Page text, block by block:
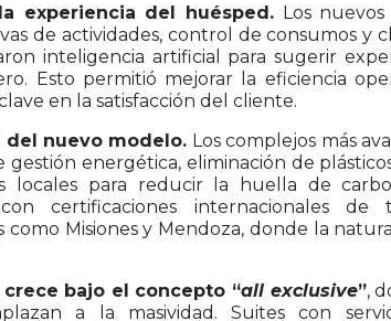
experiencia del huésped.Los nuevos
de actividades, control de consumos y
inteligencia artificial para sugerir
Esto permitió mejorar la eficiencia
en la satisfacción del cliente.
del nuevo modelo. Los complejos más
energética, eliminación de
locales para reducir la huella de
certificaciones internacionales de
Misiones y Mendoza, donde la
bajo el concepto “all exclusive”,
a la masividad. Suites con